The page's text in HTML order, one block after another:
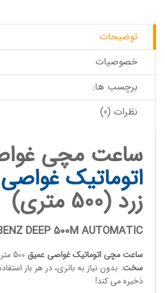
توضیحات
خصوصیات
برچسب ها:
نظرات (0)
ساعت مچی
اتوماتیکغواصی
زرد (500 متری)
DEEP 500M AUTOMATIC
ساعت مچی اتوماتیکغواصی عمیق
سخت
ذخیره می کند!